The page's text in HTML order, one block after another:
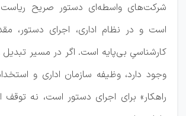
شرکت‌های واسطه‌ای دستور صریح
است و در نظام اداری، اجرای دستور،
کارشناسیِ بی‌پایه است. اگر در مسیر
وجود دارد، وظیفه سازمان اداری و
راهکار» برای اجرای دستور است، نه توقف